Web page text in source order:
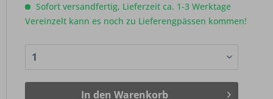
Sofort versandfertig, Lieferzeit ca. 1-3 Werktage
Vereinzelt kann es noch zu Lieferengpässen kommen!
In den Warenkorb